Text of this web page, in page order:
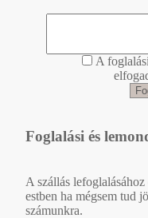
A
Foglalási és
A szállás
estben ha mégsem tud
számunkra.